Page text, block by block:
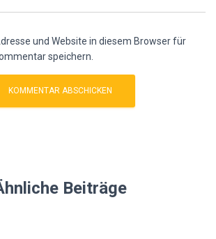
und Website in diesem Browser für
speichern.
Beiträge